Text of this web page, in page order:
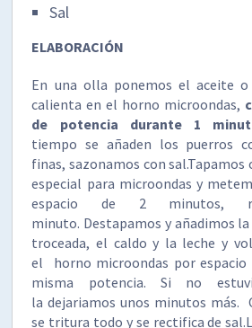
Sal
ELABORACIÓN
En una olla ponemos el aceite
calienta en el horno microondas,
de potencia durante 1
tiempo se añaden los puerros
finas, sazonamos con
especial para microondas y
espacio de 2 minutos,
minuto. Destapamos y añadimos
troceada, el caldo y la leche y
el horno microondas por espacio
misma potencia. Si no
la dejariamos unos minutos más.
se tritura todo y se rectifica de